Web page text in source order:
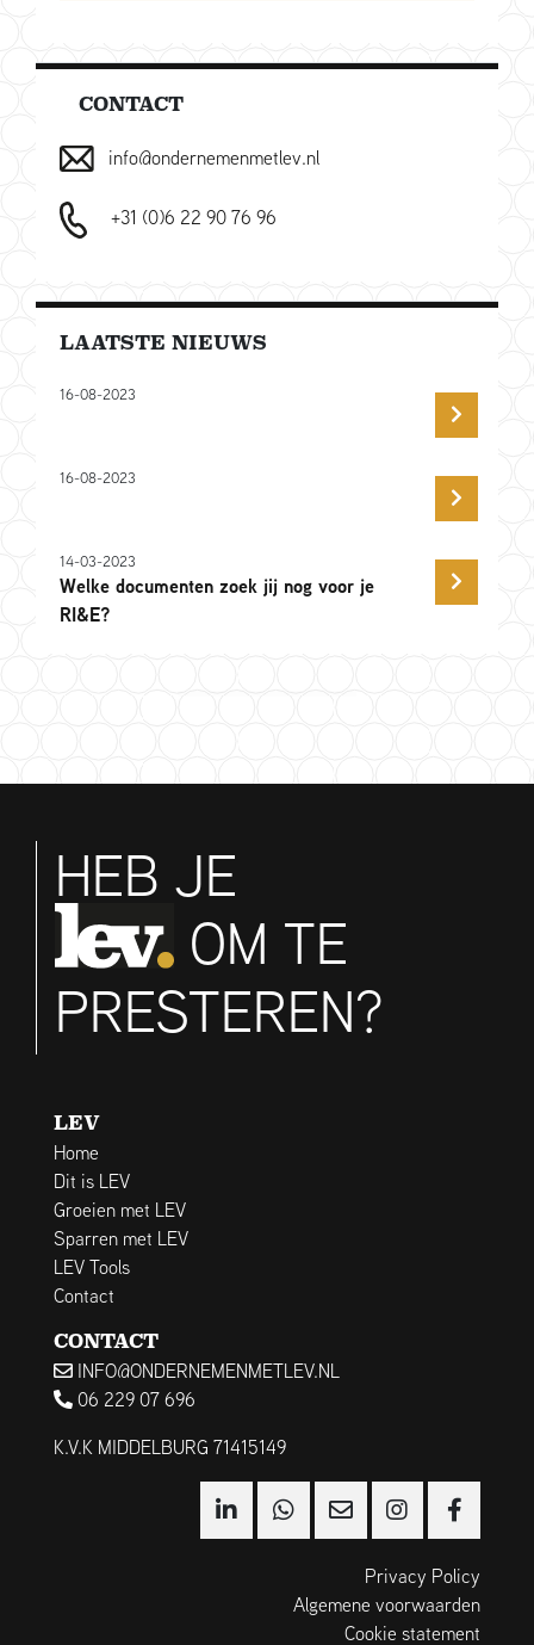
CONTACT
info@ondernemenmetlev.nl
+31 (0)6 22 90 76 96
LAATSTE NIEUWS
16-08-2023
16-08-2023
14-03-2023
Welke documenten zoek jij nog voor je
RI&E?
HEB JE
OM TE
PRESTEREN?
LEV
Home
Dit is LEV
Groeien met LEV
Sparren met LEV
LEV Tools
Contact
CONTACT
INFO@ONDERNEMENMETLEV.NL
06 229 07 696
K.V.K MIDDELBURG 71415149
Privacy Policy
Algemene voorwaarden
Cookie statement